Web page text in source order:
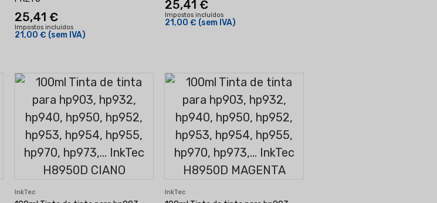
25,41 €
Impostos incluídos
21,00 € (sem IVA)
25,41 €
Impostos incluídos
21,00 € (sem IVA)
InkTec InkTec